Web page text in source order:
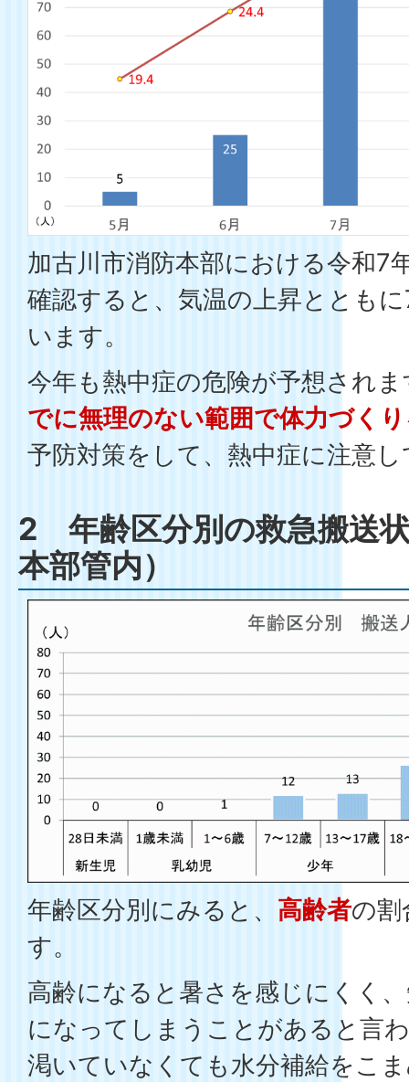
加古川市消防本部における令和7
確認すると、気温の上昇ととも
います。
今年も熱中症の危険が予想され
でに無理のない範囲で体力づく
予防対策をして、熱中症に注意
2 年齢区分別の救急搬送
本部管内）
年齢区分別にみると、 高齢者の
す。
高齢になると暑さを感じにくく
になってしまうことがあると言
渇いていなくても水分補給をこ